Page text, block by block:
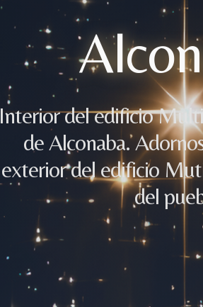
Interior del edificio
de Alconaba.
exterior del edificio
del